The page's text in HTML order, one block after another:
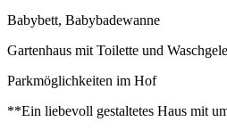
Babybett, Babybadewanne
Gartenhaus mit Toilette und
Parkmöglichkeiten im Hof
**Ein liebevoll gestaltetes Haus mit